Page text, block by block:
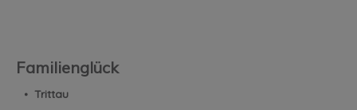
Familienglück
⦁ Trittau